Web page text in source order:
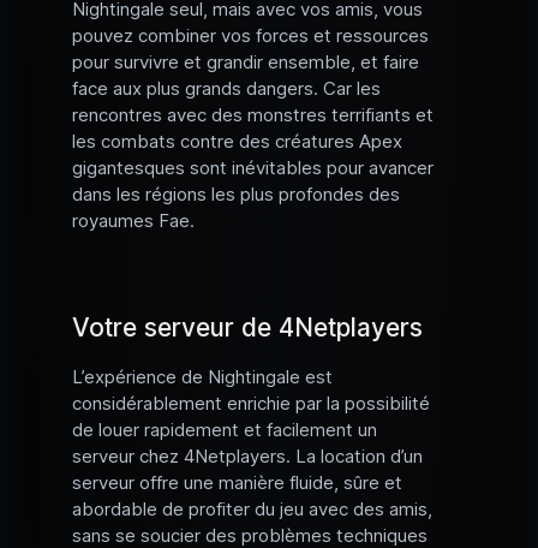
Nightingale seul, mais avec vos amis, vous
pouvez combiner vos forces et ressources
pour survivre et grandir ensemble, et faire
face aux plus grands dangers. Car les
rencontres avec des monstres terrifiants et
les combats contre des créatures Apex
gigantesques sont inévitables pour avancer
dans les régions les plus profondes des
royaumes Fae.
Votre serveur de 4Netplayers
L’expérience de Nightingale est
considérablement enrichie par la possibilité
de louer rapidement et facilement un
serveur chez 4Netplayers. La location d’un
serveur offre une manière fluide, sûre et
abordable de profiter du jeu avec des amis,
sans se soucier des problèmes techniques